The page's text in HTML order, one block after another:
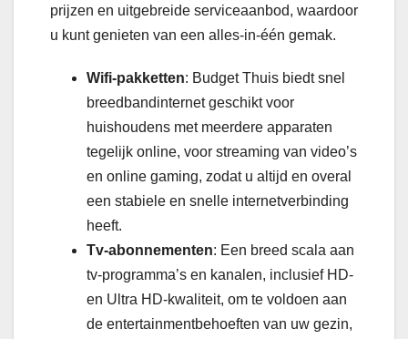
prijzen en uitgebreide serviceaanbod, waardoor
u kunt genieten van een alles-in-één gemak.
Wifi-pakketten: Budget Thuis biedt snel
breedbandinternet geschikt voor
huishoudens met meerdere apparaten
tegelijk online, voor streaming van video’s
en online gaming, zodat u altijd en overal
een stabiele en snelle internetverbinding
heeft.
Tv-abonnementen: Een breed scala aan
tv-programma’s en kanalen, inclusief HD-
en Ultra HD-kwaliteit, om te voldoen aan
de entertainmentbehoeften van uw gezin,